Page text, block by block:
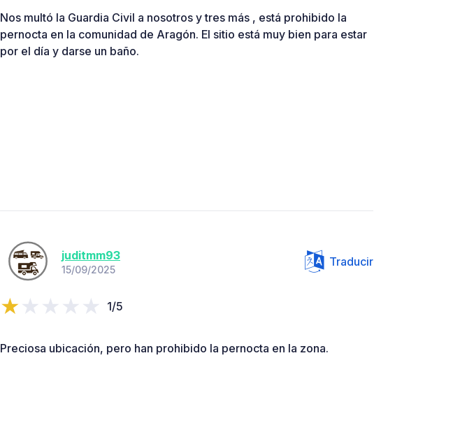
Nos multó la Guardia Civil a nosotros y tres más , está prohibido la
pernocta en la comunidad de Aragón. El sitio está muy bien para estar
por el día y darse un baño.
juditmm93
15/09/2025
Traducir
1/5
Preciosa ubicación, pero han prohibido la pernocta en la zona.